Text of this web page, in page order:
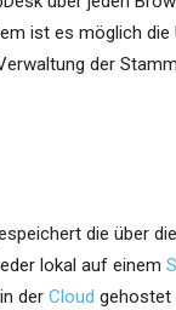
ist es möglich
der
die über
lokal auf einem
der Cloud gehostet